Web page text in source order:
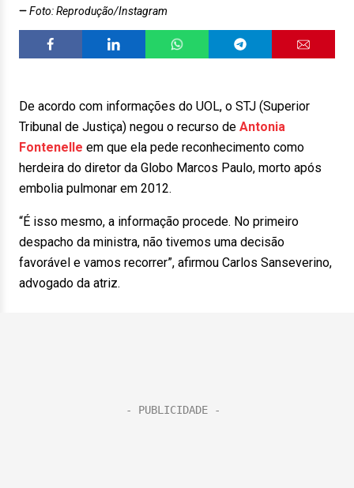
Foto: Reprodução/Instagram
De acordo com informações do UOL, o STJ (Superior
Tribunal de Justiça) negou o recurso de Antonia
Fontenelle em que ela pede reconhecimento como
herdeira do diretor da Globo Marcos Paulo, morto após
embolia pulmonar em 2012.
“É isso mesmo, a informação procede. No primeiro
despacho da ministra, não tivemos uma decisão
favorável e vamos recorrer”, afirmou Carlos Sanseverino,
advogado da atriz.